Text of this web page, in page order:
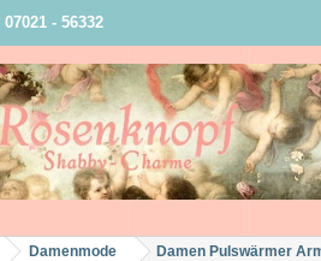
07021 - 56332
Damenmode Damen Pulswärmer